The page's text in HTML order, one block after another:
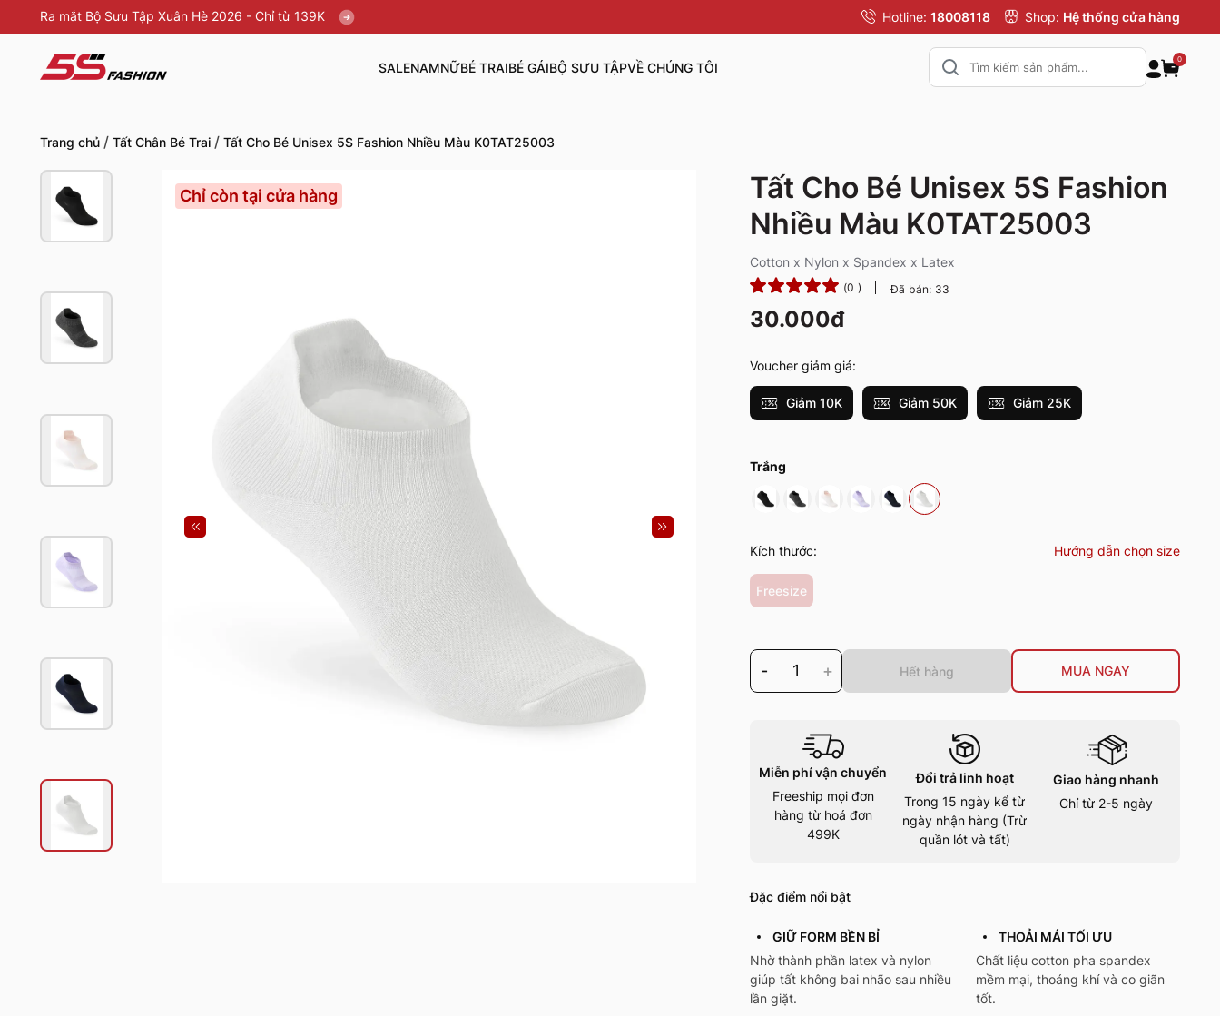
Ra mắt Bộ Sưu Tập Xuân Hè 2026 - Chỉ từ 139K Hotline: 18008118 Shop: Hệ thống cửa hàng
SALENAMNỮBÉ TRAIBÉ GÁIBỘ SƯU TẬPVỀ CHÚNG TÔI
0
Trang chủ / Tất Chân Bé Trai / Tất Cho Bé Unisex 5S Fashion Nhiều Màu K0TAT25003
Chỉ còn tại cửa hàng
Tất Cho Bé Unisex 5S Fashion
Nhiều Màu K0TAT25003
Cotton x Nylon x Spandex x Latex
(0 ) Đã bán: 33
30.000đ
Voucher giảm giá:
Giảm 10K Giảm 50K Giảm 25K
Trắng
Kích thước: Hướng dẫn chọn size
Freesize
- 1 + Hết hàng MUA NGAY
Miễn phí vận chuyển
Freeship mọi đơn
hàng từ hoá đơn
499K
Đổi trả linh hoạt
Trong 15 ngày kể từ
ngày nhận hàng (Trừ
quần lót và tất)
Giao hàng nhanh
Chỉ từ 2-5 ngày
Đặc điểm nổi bật
GIỮ FORM BỀN BỈ
Nhờ thành phần latex và nylon
giúp tất không bai nhão sau nhiều
lần giặt.
THOẢI MÁI TỐI ƯU
Chất liệu cotton pha spandex
mềm mại, thoáng khí và co giãn
tốt.